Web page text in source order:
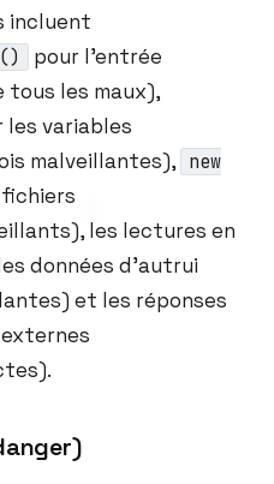
incluent
pour l’entrée
les maux),
les variables
malveillantes),
new
les lectures en
données d’autrui
et les réponses
externes